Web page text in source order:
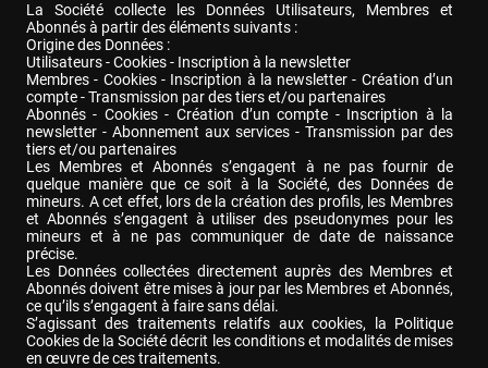
La Société collecte les Données Utilisateurs, Membres et
Abonnés à partir des éléments suivants :
Origine des Données :
Utilisateurs - Cookies - Inscription à la newsletter
Membres - Cookies - Inscription à la newsletter - Création d’un
compte - Transmission par des tiers et/ou partenaires
Abonnés - Cookies - Création d’un compte - Inscription à la
newsletter - Abonnement aux services - Transmission par des
tiers et/ou partenaires
Les Membres et Abonnés s’engagent à ne pas fournir de
quelque manière que ce soit à la Société, des Données de
mineurs. A cet effet, lors de la création des profils, les Membres
et Abonnés s’engagent à utiliser des pseudonymes pour les
mineurs et à ne pas communiquer de date de naissance
précise.
Les Données collectées directement auprès des Membres et
Abonnés doivent être mises à jour par les Membres et Abonnés,
ce qu’ils s’engagent à faire sans délai.
S’agissant des traitements relatifs aux cookies, la Politique
Cookies de la Société décrit les conditions et modalités de mises
en œuvre de ces traitements.